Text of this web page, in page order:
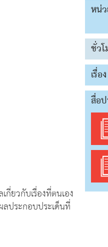
ยวกับเรื่องที่ตนเอง
ประกอบประเด็นที่
หน่
ชั่ว
เรื่อง
สื่อ